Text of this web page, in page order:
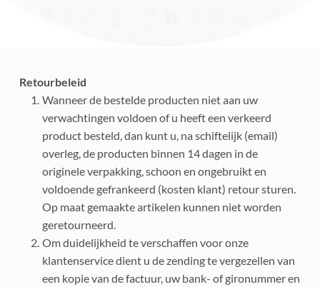
Retourbeleid
Wanneer de bestelde producten niet aan uw
verwachtingen voldoen of u heeft een verkeerd
product besteld, dan kunt u, na schiftelijk (email)
overleg, de producten binnen 14 dagen in de
originele verpakking, schoon en ongebruikt en
voldoende gefrankeerd (kosten klant) retour sturen.
Op maat gemaakte artikelen kunnen niet worden
geretourneerd.
Om duidelijkheid te verschaffen voor onze
klantenservice dient u de zending te vergezellen van
een kopie van de factuur, uw bank- of gironummer en